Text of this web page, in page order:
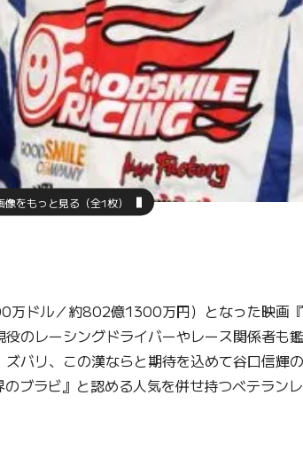
像をもっと見る（全1枚）
ドル／約802億1300万円）となった映画
のレーシングドライバーやレース関係者も
バリ、この漢ならと期待を込めて谷口信輝
ブラビ』と認める人気を併せ持つベテラン